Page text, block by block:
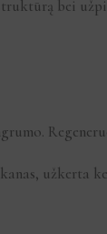
bei
užkerta